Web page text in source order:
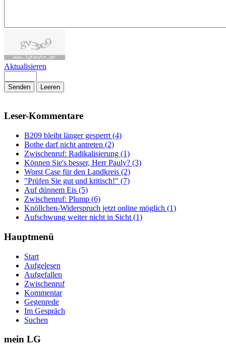
Aktualisieren
Senden Leeren
Leser-Kommentare
B209 bleibt länger gesperrt (4)
Bothe darf nicht antreten (2)
Zwischenruf: Radikalisierung (1)
Können Sie's besser, Herr Pauly? (3)
Worst Case für den Landkreis (2)
"Prüfen Sie gut und kritisch!" (7)
Auf dünnem Eis (5)
Zwischenruf: Plump (6)
Knöllchen-Widerspruch jetzt online möglich (1)
Aufschwung weiter nicht in Sicht (1)
Hauptmenü
Start
Aufgelesen
Aufgefallen
Zwischenruf
Kommentar
Gegenrede
Im Gespräch
Suchen
mein LG